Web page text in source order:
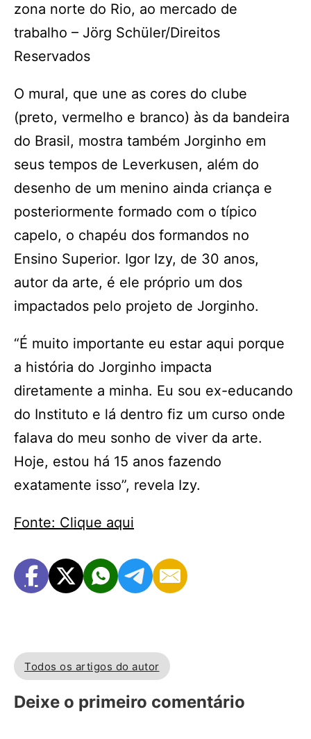
zona norte do Rio, ao mercado de
trabalho – Jörg Schüler/Direitos
Reservados
O mural, que une as cores do clube
(preto, vermelho e branco) às da bandeira
do Brasil, mostra também Jorginho em
seus tempos de Leverkusen, além do
desenho de um menino ainda criança e
posteriormente formado com o típico
capelo, o chapéu dos formandos no
Ensino Superior. Igor Izy, de 30 anos,
autor da arte, é ele próprio um dos
impactados pelo projeto de Jorginho.
“É muito importante eu estar aqui porque
a história do Jorginho impacta
diretamente a minha. Eu sou ex-educando
do Instituto e lá dentro fiz um curso onde
falava do meu sonho de viver da arte.
Hoje, estou há 15 anos fazendo
exatamente isso”, revela Izy.
Fonte: Clique aqui
Todos os artigos do autor
Deixe o primeiro comentário